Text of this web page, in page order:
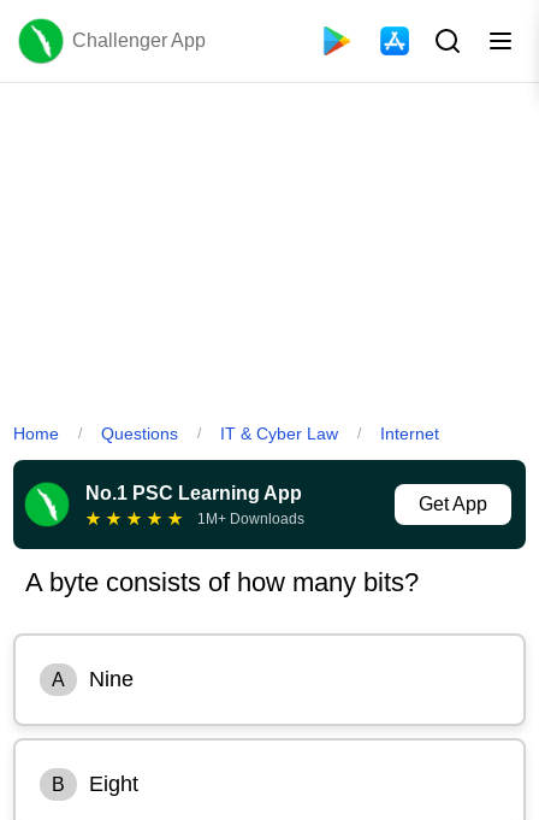
Challenger App
Home / Questions / IT & Cyber Law / Internet
No.1 PSC Learning App
★ ★ ★ ★ ★ 1M+ Downloads
Get App
A byte consists of how many bits?
A Nine
B Eight